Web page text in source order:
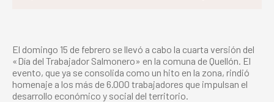
El domingo 15 de febrero se llevó a cabo la cuarta versión del
«Día del Trabajador Salmonero» en la comuna de Quellón. El
evento, que ya se consolida como un hito en la zona, rindió
homenaje a los más de 6.000 trabajadores que impulsan el
desarrollo económico y social del territorio.